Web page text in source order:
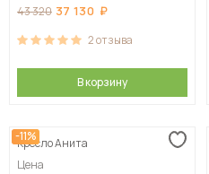
43 320 37 130
2отзыва
В корзину
-11%
Кресло Анита
Цена